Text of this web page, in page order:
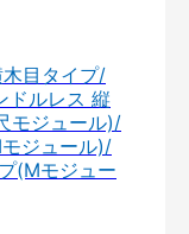
目タイプ/
ドルレス 縦
モジュール)/
ジュール)/
(Mモジュー